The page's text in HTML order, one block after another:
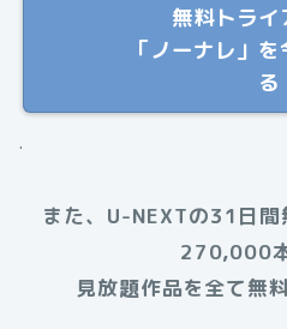
無料トライ
「ノーナレ」
る
.
また、U-NEXTの31日間
270,000
見放題作品を全て無